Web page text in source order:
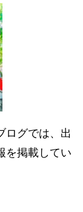
ログでは、出
を掲載してい